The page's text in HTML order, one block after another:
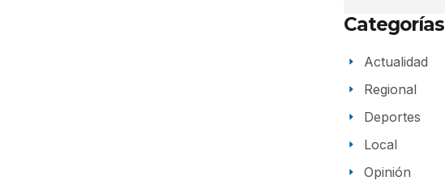
Categorías
Actualidad
Regional
Deportes
Local
Opinión